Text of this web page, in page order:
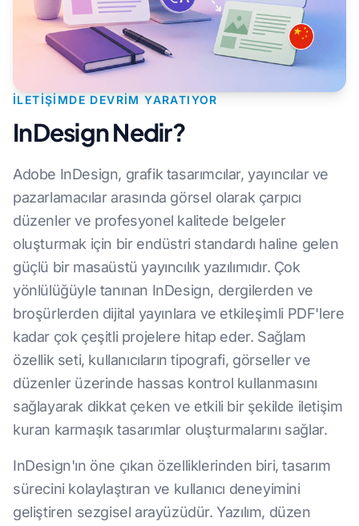
İLETIŞIMDE DEVRIM YARATIYOR
InDesign Nedir?
Adobe InDesign, grafik tasarımcılar, yayıncılar ve
pazarlamacılar arasında görsel olarak çarpıcı
düzenler ve profesyonel kalitede belgeler
oluşturmak için bir endüstri standardı haline gelen
güçlü bir masaüstü yayıncılık yazılımıdır. Çok
yönlülüğüyle tanınan InDesign, dergilerden ve
broşürlerden dijital yayınlara ve etkileşimli PDF'lere
kadar çok çeşitli projelere hitap eder. Sağlam
özellik seti, kullanıcıların tipografi, görseller ve
düzenler üzerinde hassas kontrol kullanmasını
sağlayarak dikkat çeken ve etkili bir şekilde iletişim
kuran karmaşık tasarımlar oluşturmalarını sağlar.
InDesign'ın öne çıkan özelliklerinden biri, tasarım
sürecini kolaylaştıran ve kullanıcı deneyimini
geliştiren sezgisel arayüzüdür. Yazılım, düzen